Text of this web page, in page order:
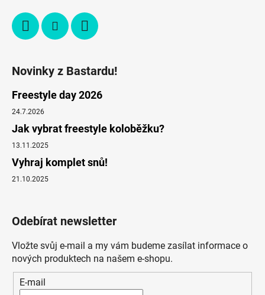
Novinky z Bastardu!
Freestyle day 2026
24.7.2026
Jak vybrat freestyle koloběžku?
13.11.2025
Vyhraj komplet snů!
21.10.2025
Odebírat newsletter
Vložte svůj e-mail a my vám budeme zasílat informace o
nových produktech na našem e-shopu.
E-mail